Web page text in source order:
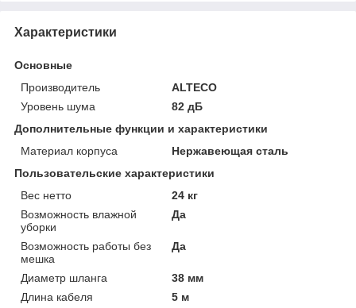
Характеристики
Основные
Производитель
ALTECO
Уровень шума
82 дБ
Дополнительные функции и характеристики
Материал корпуса
Нержавеющая сталь
Пользовательские характеристики
Вес нетто
24 кг
Возможность влажной
уборки
Да
Возможность работы без
мешка
Да
Диаметр шланга
38 мм
Длина кабеля
5 м